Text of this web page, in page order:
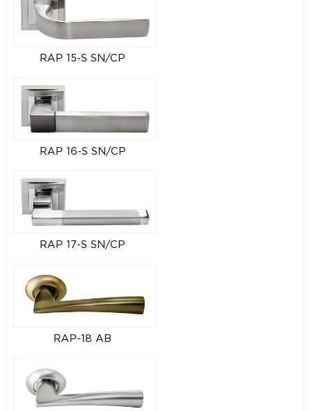
RAP 15-S SN/CP
RAP 16-S SN/CP
RAP 17-S SN/CP
RAP-18 AB